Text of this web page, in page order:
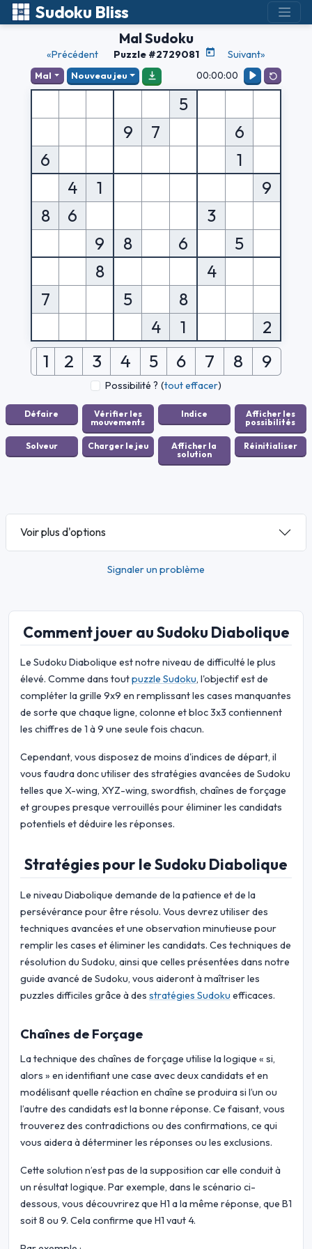
Sudoku Bliss
Mal Sudoku
«Précédent Puzzle #2729081 Suivant»
Mal Nouveau jeu 00:00:00
5
9
7
6
6
1
4
1
9
8
6
3
9
8 6
5
8
4
7
5
8
4
1 2
1 2 3 4 5 6 7 8 9
Possibilité ? (tout effacer)
Voir plus d'options
Signaler un problème
Comment jouer au Sudoku Diabolique
Le Sudoku Diabolique est notre niveau de difficulté le plus
élevé. Comme dans toutpuzzle Sudoku, l'objectif est de
compléter la grille 9x9 en remplissant les cases manquantes
de sorte que chaque ligne, colonne et bloc 3x3 contiennent
les chiffres de 1 à 9 une seule fois chacun.
Cependant, vous disposez de moins d'indices de départ, il
vous faudra donc utiliser des stratégies avancées de Sudoku
telles que X-wing, XYZ-wing, swordfish, chaînes de forçage
et groupes presque verrouillés pour éliminer les candidats
potentiels et déduire les réponses.
Stratégies pour le Sudoku Diabolique
Le niveau Diabolique demande de la patience et de la
persévérance pour être résolu. Vous devrez utiliser des
techniques avancées et une observation minutieuse pour
remplir les cases et éliminer les candidats. Ces techniques de
résolution du Sudoku, ainsi que celles présentées dans notre
guide avancé de Sudoku, vous aideront à maîtriser les
puzzles difficiles grâce à des stratégies Sudoku efficaces.
Chaînes de Forçage
La technique des chaînes de forçage utilise la logique « si,
alors » en identifiant une case avec deux candidats et en
modélisant quelle réaction en chaîne se produira si l’un ou
l’autre des candidats est la bonne réponse. Ce faisant, vous
trouverez des contradictions ou des confirmations, ce qui
vous aidera à déterminer les réponses ou les exclusions.
Cette solution n’est pas de la supposition car elle conduit à
un résultat logique. Par exemple, dans le scénario ci-
dessous, vous découvrirez que H1 a la même réponse, que B1
soit 8 ou 9. Cela confirme que H1 vaut 4.